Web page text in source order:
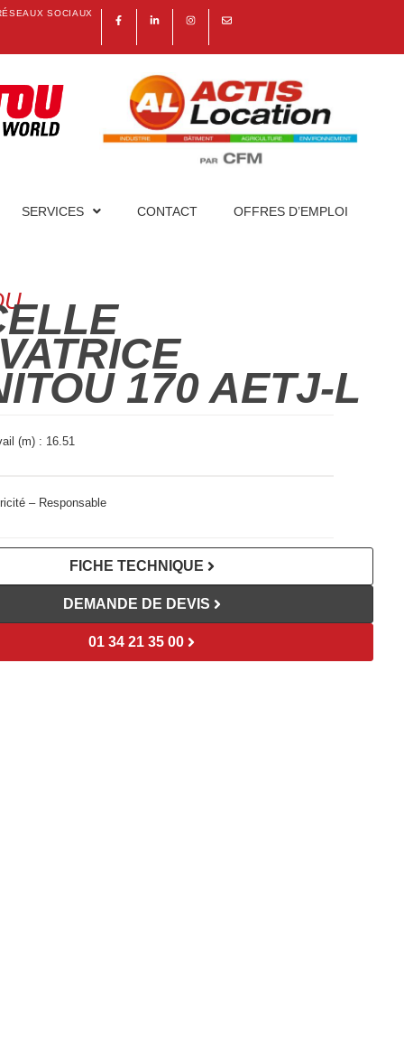
SOCIAUX
SERVICES CONTACT OFFRES D’EMPLOI
170 AETJ-L
(m) : 16.51
– Responsable
FICHE TECHNIQUE
DEMANDE DE DEVIS
01 34 21 35 00